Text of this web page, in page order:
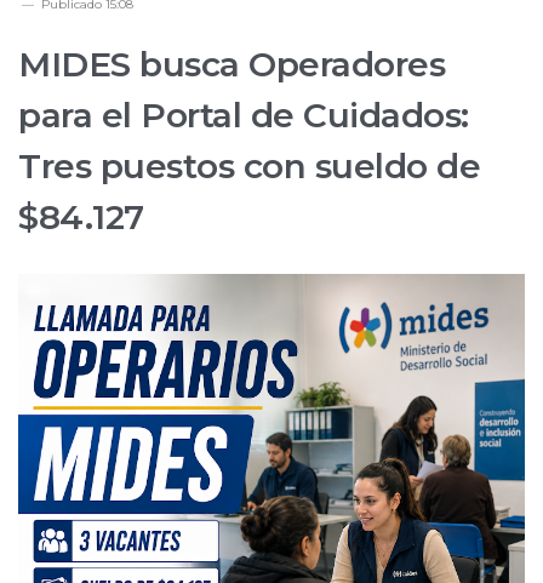
Publicado 15:08
MIDES busca Operadores
para el Portal de Cuidados:
Tres puestos con sueldo de
$84.127